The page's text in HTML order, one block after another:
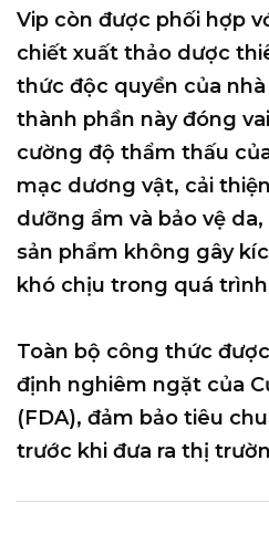
Vip còn được phối hợp
chiết xuất thảo dược
thức độc quyền của
thành phần này đóng
cường độ thẩm thấu
mạc dương vật, cải
dưỡng ẩm và bảo vệ
sản phẩm không gây
khó chịu trong quá
Toàn bộ công thức
định nghiêm ngặt của
(FDA), đảm bảo tiêu
trước khi đưa ra thị